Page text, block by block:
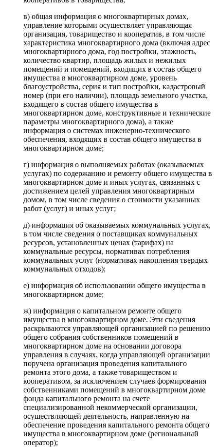
в) общая информация о многоквартирных домах,
управление которыми осуществляет управляющая
организация, товарищество и кооператив, в том числе
характеристика многоквартирного дома (включая адрес
многоквартирного дома, год постройки, этажность,
количество квартир, площадь жилых и нежилых
помещений и помещений, входящих в состав общего
имущества в многоквартирном доме, уровень
благоустройства, серия и тип постройки, кадастровый
номер (при его наличии), площадь земельного участка,
входящего в состав общего имущества в
многоквартирном доме, конструктивные и технические
параметры многоквартирного дома), а также
информация о системах инженерно-технического
обеспечения, входящих в состав общего имущества в
многоквартирном доме;
г) информация о выполняемых работах (оказываемых
услугах) по содержанию и ремонту общего имущества в
многоквартирном доме и иных услугах, связанных с
достижением целей управления многоквартирным
домом, в том числе сведения о стоимости указанных
работ (услуг) и иных услуг;
д) информация об оказываемых коммунальных услугах,
в том числе сведения о поставщиках коммунальных
ресурсов, установленных ценах (тарифах) на
коммунальные ресурсы, нормативах потребления
коммунальных услуг (нормативах накопления твердых
коммунальных отходов);
е) информация об использовании общего имущества в
многоквартирном доме;
ж) информация о капитальном ремонте общего
имущества в многоквартирном доме. Эти сведения
раскрываются управляющей организацией по решению
общего собрания собственников помещений в
многоквартирном доме на основании договора
управления в случаях, когда управляющей организации
поручена организация проведения капитального
ремонта этого дома, а также товариществом и
кооперативом, за исключением случаев формирования
собственниками помещений в многоквартирном доме
фонда капитального ремонта на счете
специализированной некоммерческой организации,
осуществляющей деятельность, направленную на
обеспечение проведения капитального ремонта общего
имущества в многоквартирном доме (региональный
оператор);